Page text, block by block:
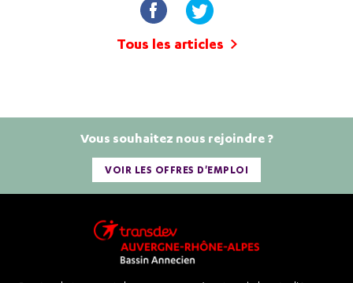
Tous les articles
Vous souhaitez nous rejoindre ?
VOIR LES OFFRES D'EMPLOI